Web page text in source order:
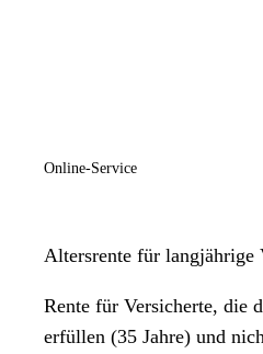
Online-Service
Altersrente für langjährige
Rente für Versicherte, die
erfüllen (35 Jahre) und